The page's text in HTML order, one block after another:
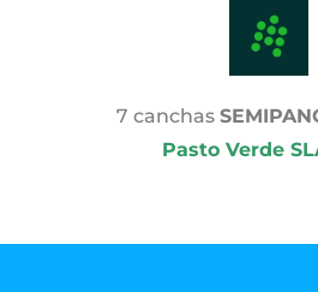
7 canchas
Pasto Verde